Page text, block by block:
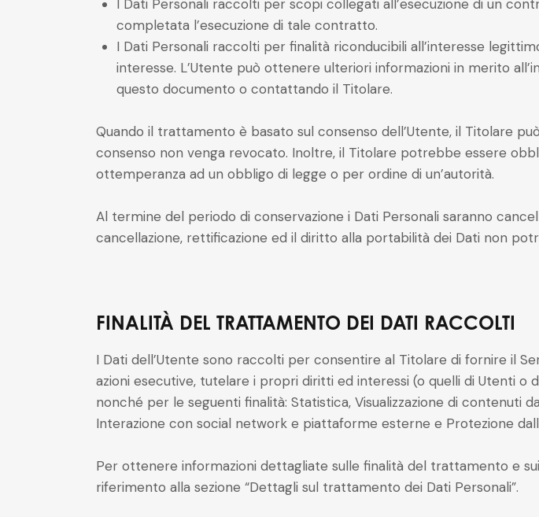
I Dati Personali raccolti per scopi collegati all’esecuzione di un
completata l’esecuzione di tale contratto.
I Dati Personali raccolti per finalità riconducibili all’interesse
interesse. L’Utente può ottenere ulteriori informazioni in merito
questo documento o contattando il Titolare.
Quando il trattamento è basato sul consenso dell’Utente, il Titolare
consenso non venga revocato. Inoltre, il Titolare potrebbe essere
ottemperanza ad un obbligo di legge o per ordine di un’autorità.
Al termine del periodo di conservazione i Dati Personali saranno
cancellazione, rettificazione ed il diritto alla portabilità dei Dati non
FINALITÀ DEL TRATTAMENTO DEI DATI RACCOLTI
I Dati dell’Utente sono raccolti per consentire al Titolare di fornire il
azioni esecutive, tutelare i propri diritti ed interessi (o quelli di Utenti
nonché per le seguenti finalità: Statistica, Visualizzazione di contenuti
Interazione con social network e piattaforme esterne e Protezione
Per ottenere informazioni dettagliate sulle finalità del trattamento e
riferimento alla sezione “Dettagli sul trattamento dei Dati Personali”.